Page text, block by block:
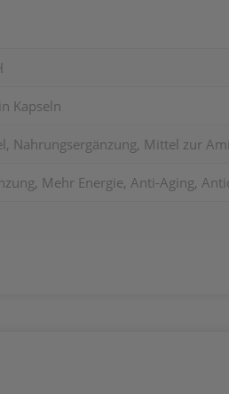
Kapseln
Nahrungsergänzung, Mittel zur
Mehr Energie, Anti-Aging,